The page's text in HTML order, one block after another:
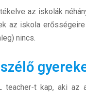
az iskolák
az iskola
nincs.
teacher-t kap, aki